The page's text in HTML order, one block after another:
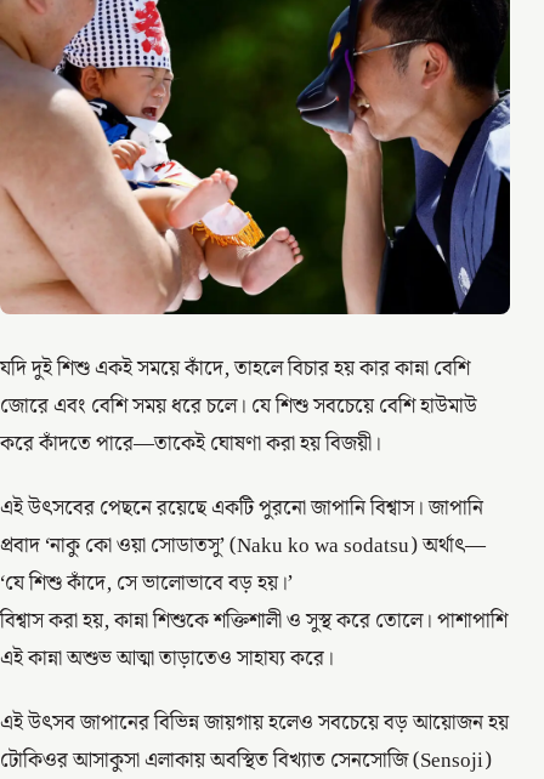
যদি দুই শিশু একই সময়ে কাঁদে, তাহলে বিচার হয় কার কান্না বেশি
জোরে এবং বেশি সময় ধরে চলে। যে শিশু সবচেয়ে বেশি হাউমাউ
করে কাঁদতে পারে—তাকেই ঘোষণা করা হয় বিজয়ী।
এই উৎসবের পেছনে রয়েছে একটি পুরনো জাপানি বিশ্বাস। জাপানি
প্রবাদ ‘নাকু কো ওয়া সোডাতসু’ (Naku ko wa sodatsu) অর্থাৎ—
‘যে শিশু কাঁদে, সে ভালোভাবে বড় হয়।’
বিশ্বাস করা হয়, কান্না শিশুকে শক্তিশালী ও সুস্থ করে তোলে। পাশাপাশি
এই কান্না অশুভ আত্মা তাড়াতেও সাহায্য করে।
এই উৎসব জাপানের বিভিন্ন জায়গায় হলেও সবচেয়ে বড় আয়োজন হয়
টোকিওর আসাকুসা এলাকায় অবস্থিত বিখ্যাত সেনসোজি (Sensoji)